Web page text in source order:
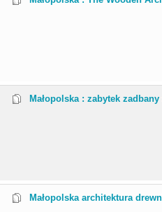
Małopolska : zabytek
Małopolska architektura